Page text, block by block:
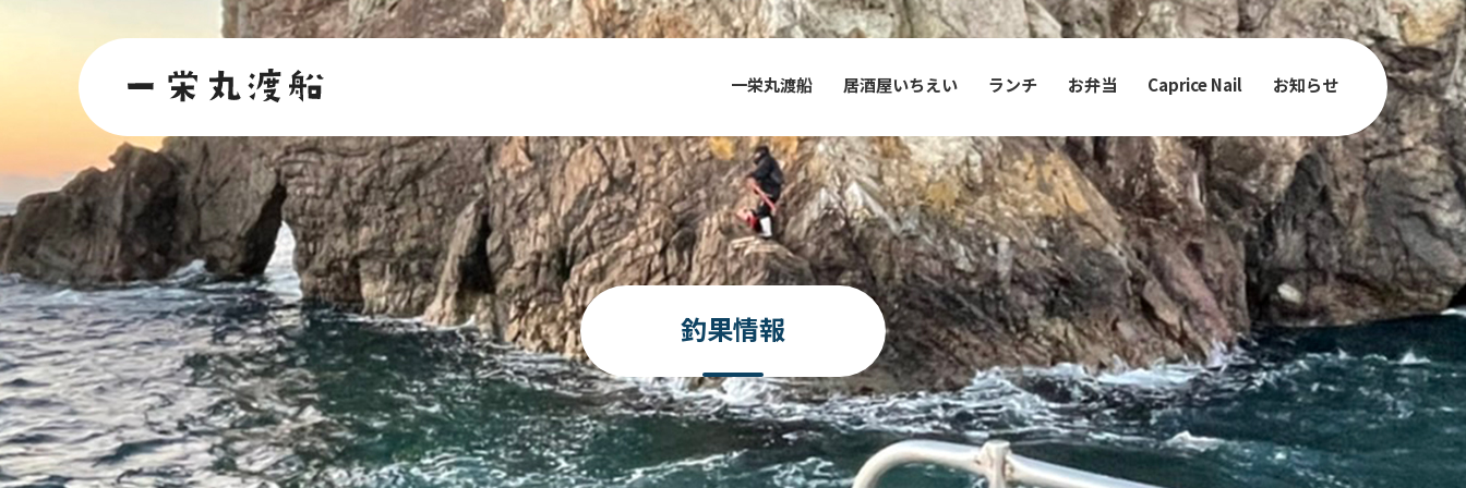
一栄丸渡船 居酒屋いちえい ランチ お弁当 Caprice Nail お知らせ
釣果情報